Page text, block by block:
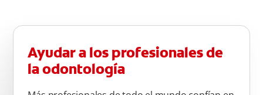
Ayudar a los profesionales de
la odontología